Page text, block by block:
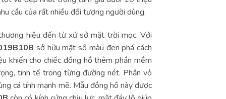
cầu của rất nhiều đối tượng người dùng.
hiệu đến từ xứ sở mặt trời mọc. Với
sở hữu mặt số màu đen phá cách
khiến cho chiếc đồng hồ thêm phần mềm
tinh tế trong từng đường nét. Phần vỏ
cá tính mạnh mẽ. Mẫu đồng hồ này được